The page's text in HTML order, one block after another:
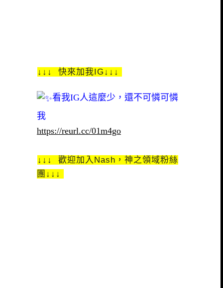
↓↓↓ 快來加我IG↓↓↓
看我IG人這麼少，還不可憐可憐
我
https://reurl.cc/01m4go
↓↓↓ 歡迎加入Nash，神之領域粉絲
團↓↓↓